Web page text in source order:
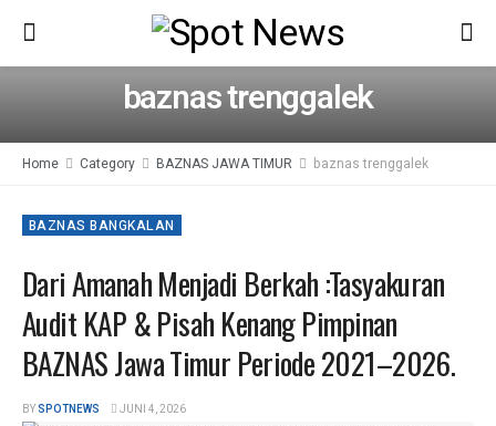
baznas trenggalek
Home Category BAZNAS JAWA TIMUR baznas trenggalek
BAZNAS BANGKALAN
Dari Amanah Menjadi Berkah :Tasyakuran
Audit KAP & Pisah Kenang Pimpinan
BAZNAS Jawa Timur Periode 2021–2026.
BYSPOTNEWS JUNI 4, 2026